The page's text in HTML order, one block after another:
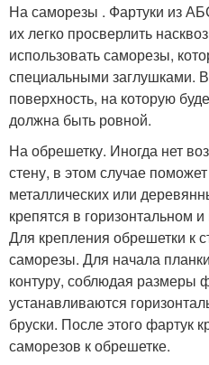
На саморезы . Фартуки из
их легко просверлить
использовать саморезы,
специальными заглушками.
поверхность, на которую
должна быть ровной.
На обрешетку. Иногда нет
стену, в этом случае
металлических или
крепятся в горизонтальном
Для крепления обрешетки к
саморезы. Для начала
контуру, соблюдая размеры
устанавливаются
бруски. После этого фартук
саморезов к обрешетке.